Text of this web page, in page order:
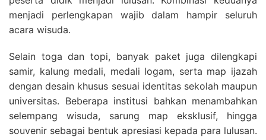
menjadi perlengkapan wajib dalam hampir seluruh
acara wisuda.
Selain toga dan topi, banyak paket juga dilengkapi
samir, kalung medali, medali logam, serta map ijazah
dengan desain khusus sesuai identitas sekolah maupun
universitas. Beberapa institusi bahkan menambahkan
selempang wisuda, sarung map eksklusif, hingga
souvenir sebagai bentuk apresiasi kepada para lulusan.